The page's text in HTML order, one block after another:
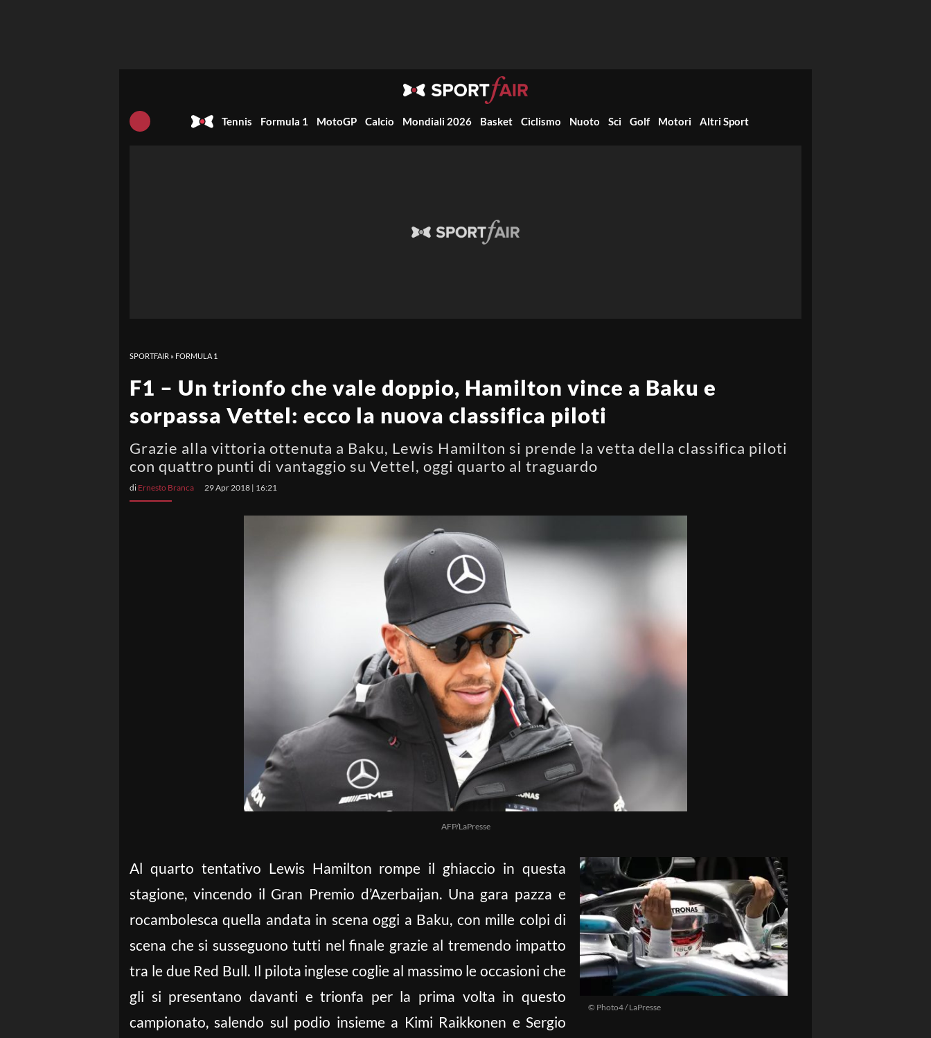
Tennis Formula 1 MotoGP Calcio Mondiali 2026 Basket Ciclismo Nuoto Sci Golf Motori Altri Sport
SPORTFAIR » FORMULA 1
F1 – Un trionfo che vale doppio, Hamilton vince a Baku e
sorpassa Vettel: ecco la nuova classifica piloti
Grazie alla vittoria ottenuta a Baku, Lewis Hamilton si prende la vetta della classifica piloti
con quattro punti di vantaggio su Vettel, oggi quarto al traguardo
di Ernesto Branca 29 Apr 2018 | 16:21
AFP/LaPresse
© Photo4 / LaPresse
Al quarto tentativo Lewis Hamilton rompe il ghiaccio in questa
stagione, vincendo il Gran Premio d’Azerbaijan. Una gara pazza e
rocambolesca quella andata in scena oggi a Baku, con mille colpi di
scena che si susseguono tutti nel finale grazie al tremendo impatto
tra le due Red Bull. Il pilota inglese coglie al massimo le occasioni che
gli si presentano davanti e trionfa per la prima volta in questo
campionato, salendo sul podio insieme a Kimi Raikkonen e Sergio